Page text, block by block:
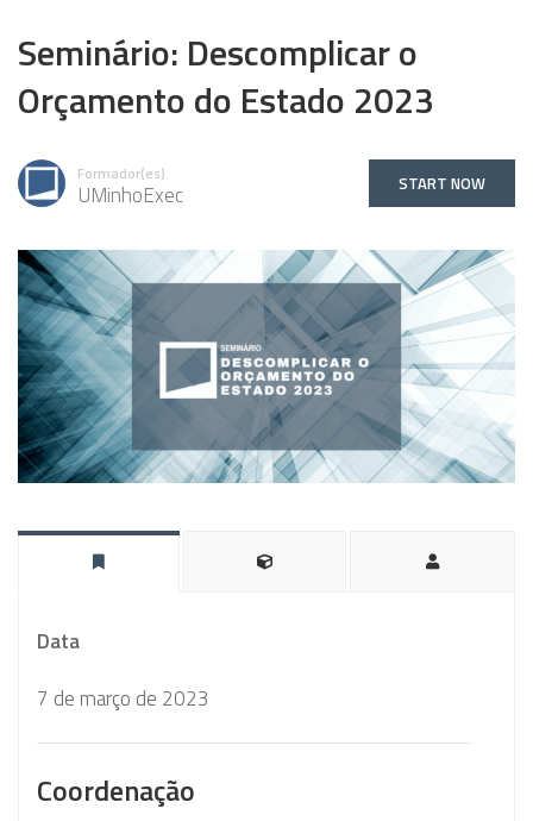
Seminário: Descomplicar o
Orçamento do Estado 2023
Formador(es)
UMinhoExec START NOW
Data
7 de março de 2023
Coordenação